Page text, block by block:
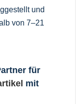
und
von 7–21
für
mit